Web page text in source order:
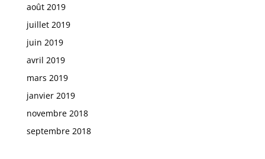
août 2019
juillet 2019
juin 2019
avril 2019
mars 2019
janvier 2019
novembre 2018
septembre 2018